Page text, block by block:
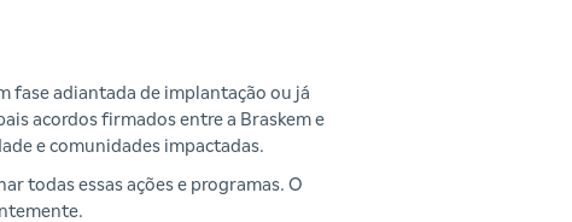
fase adiantada de implantação ou já
acordos firmados entre a Braskem e
e comunidades impactadas.
todas essas ações e programas. O